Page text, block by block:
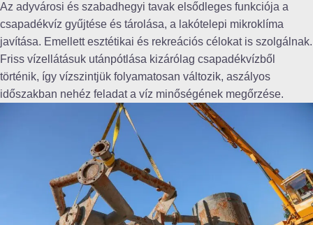
Az adyvárosi és szabadhegyi tavak elsődleges funkciója a
csapadékvíz gyűjtése és tárolása, a lakótelepi mikroklíma
javítása. Emellett esztétikai és rekreációs célokat is szolgálnak.
Friss vízellátásuk utánpótlása kizárólag csapadékvízből
történik, így vízszintjük folyamatosan változik, aszályos
időszakban nehéz feladat a víz minőségének megőrzése.